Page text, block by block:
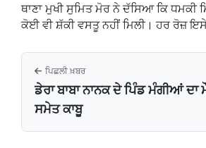
ਥਾਣਾ ਮੁਖੀ ਸੁਮਿਤ ਮੋਰ ਨੇ ਦੱਸਿਆ ਕਿ
ਕੋਈ ਵੀ ਸ਼ੱਕੀ ਵਸਤੂ ਨਹੀਂ ਮਿਲੀ। ਹਰ ਰੋਜ਼
ਪਿਛਲੀ ਖ਼ਬਰ
ਡੇਰਾ ਬਾਬਾ ਨਾਨਕ ਦੇ ਪਿੰਡ ਮੰਗੀਆਂ
ਸਮੇਤ ਕਾਬੂ